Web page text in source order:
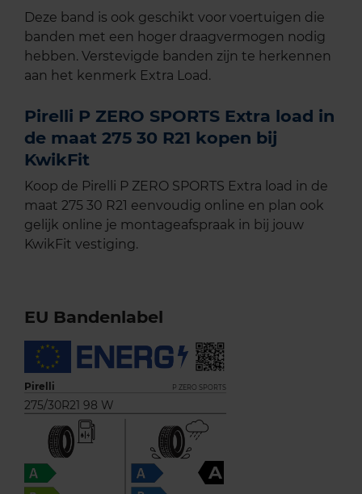
Deze band is ook geschikt voor voertuigen die
banden met een hoger draagvermogen nodig
hebben. Verstevigde banden zijn te herkennen
aan het kenmerk Extra Load.
Pirelli P ZERO SPORTS Extra load in
de maat 275 30 R21 kopen bij
KwikFit
Koop de Pirelli P ZERO SPORTS Extra load in de
maat 275 30 R21 eenvoudig online en plan ook
gelijk online je montageafspraak in bij jouw
KwikFit vestiging.
EU Bandenlabel
Pirelli P ZERO SPORTS
275/30R21 98 W
A